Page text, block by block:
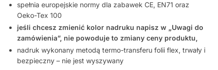
spełnia europejskie normy dla zabawek CE, EN71 oraz
Oeko-Tex 100
jeśli chcesz zmienić kolor nadruku napisz w „Uwagi do
zamówienia”, nie powoduje to zmiany ceny produktu,
nadruk wykonany metodą termo-transferu folii flex, trwały i
bezpieczny – nie jest wyszywany